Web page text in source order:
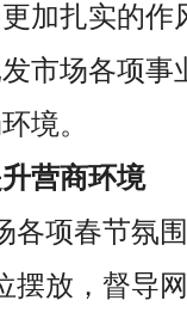
加扎实的
市场各项
境。
营商环境
各项春节氛
摆放，督导